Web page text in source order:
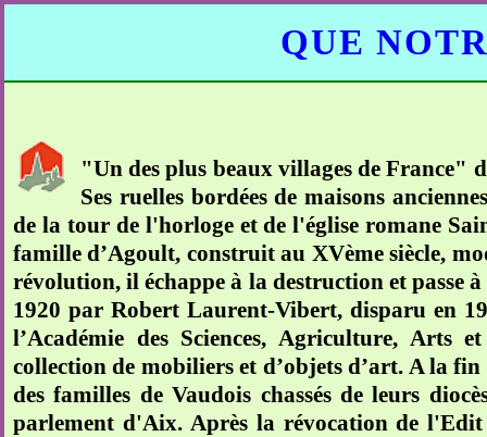
QUE
"Un des plus beaux villages de France"
Ses ruelles bordées de maisons
de la tour de l'horloge et de l'église romane
famille d’Agoult, construit au XVème siècle,
révolution, il échappe à la destruction et passe
1920 par Robert Laurent-Vibert, disparu en
l’Académie des Sciences, Agriculture, Arts
collection de mobiliers et d’objets d’art. A la
des familles de Vaudois chassés de leurs
parlement d'Aix. Après la révocation de